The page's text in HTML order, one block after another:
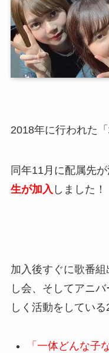
2018年に行われた
同年11月に配属先
生が加入 しました！
加入後すぐに歌番
し会、そしてアニ
しく活動をしてい
「一体どんな子